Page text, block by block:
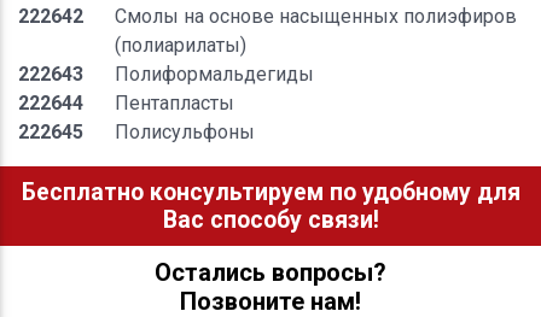
222642
Смолы на основе насыщенных полиэфиров
(полиарилаты)
222643
Полиформальдегиды
222644
Пентапласты
222645
Полисульфоны
Бесплатно консультируем по удобному для
Вас способу связи!
Остались вопросы?
Позвоните нам!